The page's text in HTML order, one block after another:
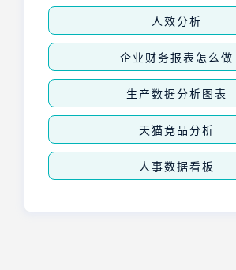
人效分析
企业财务报表怎么做
生产数据分析图表
天猫竞品分析
人事数据看板